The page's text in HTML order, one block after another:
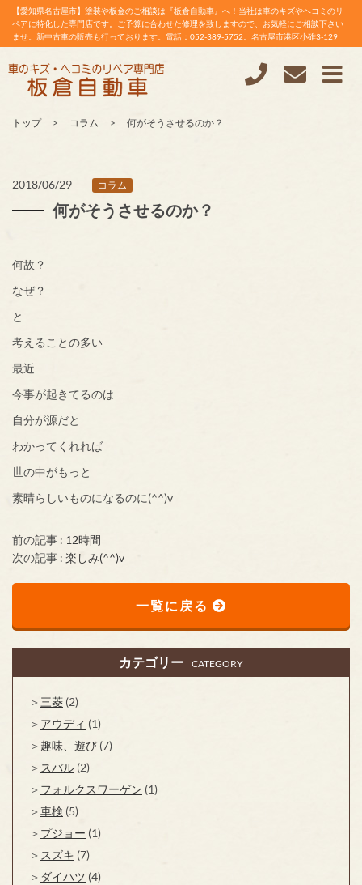
【愛知県名古屋市】塗装や板金のご相談は『板倉自動車』へ！当社は車のキズやヘコミのリ
ペアに特化した専門店です。ご予算に合わせた修理を致しますので、お気軽にご相談下さい
ませ。新中古車の販売も行っております。電話：052-389-5752。名古屋市港区小碓3-129
トップ コラム 何がそうさせるのか？
2018/06/29 コラム
何がそうさせるのか？
何故？
なぜ？
と
考えることの多い
最近
今事が起きてるのは
自分が源だと
わかってくれれば
世の中がもっと
素晴らしいものになるのに(^^)v
前の記事 : 12時間
次の記事 : 楽しみ(^^)v
一覧に戻る
カテゴリー CATEGORY
三菱 (2)
アウディ (1)
趣味、遊び (7)
スバル (2)
フォルクスワーゲン (1)
車検 (5)
プジョー (1)
スズキ (7)
ダイハツ (4)